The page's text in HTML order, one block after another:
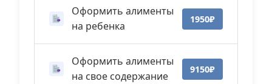
Оформить алименты
на ребенка
1950₽
Оформить алименты
на свое содержание
9150₽